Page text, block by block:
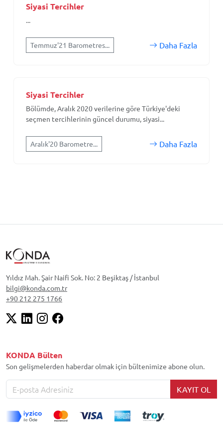
Siyasi Tercihler
...
Temmuz'21 Barometres... Daha Fazla
Siyasi Tercihler
Bölümde, Aralık 2020 verilerine göre Türkiye'deki
seçmen tercihlerinin güncel durumu, siyasi...
Aralık'20 Barometre... Daha Fazla
Yıldız Mah. Şair Naifi Sok. No: 2 Beşiktaş / İstanbul
bilgi@konda.com.tr
+90 212 275 1766
KONDA Bülten
Son gelişmelerden haberdar olmak için bültenimize abone olun.
KAYIT OL